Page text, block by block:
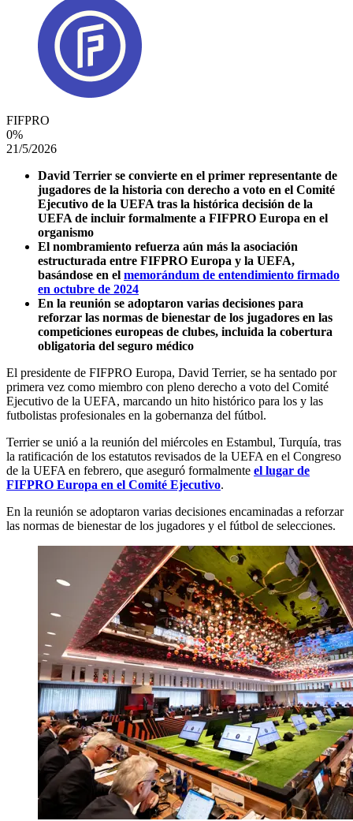
FIFPRO
0%
21/5/2026
David Terrier se convierte en el primer representante de
jugadores de la historia con derecho a voto en el Comité
Ejecutivo de la UEFA tras la histórica decisión de la
UEFA de incluir formalmente a FIFPRO Europa en el
organismo
El nombramiento refuerza aún más la asociación
estructurada entre FIFPRO Europa y la UEFA,
basándose en el memorándum de entendimiento firmado
en octubre de 2024
En la reunión se adoptaron varias decisiones para
reforzar las normas de bienestar de los jugadores en las
competiciones europeas de clubes, incluida la cobertura
obligatoria del seguro médico
El presidente de FIFPRO Europa, David Terrier, se ha sentado por
primera vez como miembro con pleno derecho a voto del Comité
Ejecutivo de la UEFA, marcando un hito histórico para los y las
futbolistas profesionales en la gobernanza del fútbol.
Terrier se unió a la reunión del miércoles en Estambul, Turquía, tras
la ratificación de los estatutos revisados de la UEFA en el Congreso
de la UEFA en febrero, que aseguró formalmente el lugar de
FIFPRO Europa en el Comité Ejecutivo.
En la reunión se adoptaron varias decisiones encaminadas a reforzar
las normas de bienestar de los jugadores y el fútbol de selecciones.